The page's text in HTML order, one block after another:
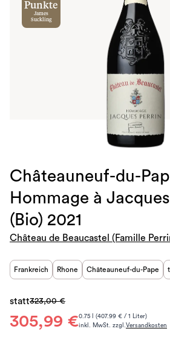
Punkte
James
Suckling
Châteauneuf-du-
Hommage à
(Bio) 2021
Château de Beaucastel (Famille
Frankreich Rhone Châteauneuf-du-Pape
305,99 €
statt323,00 €
0.75 l (407.99 € / 1 Liter)
inkl. MwSt. zzgl.Versandkosten